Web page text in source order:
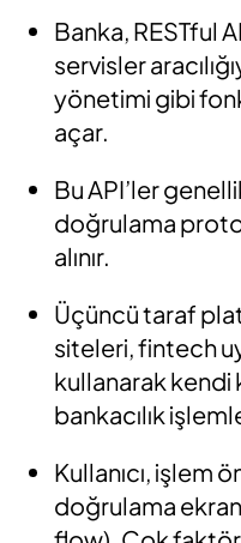
Banka, RESTful
servisler
yönetimi gibi
açar.
Bu API’ler
doğrulama
alınır.
Üçüncü taraf
siteleri, fintech
kullanarak kendi
bankacılık
Kullanıcı, işlem
doğrulama